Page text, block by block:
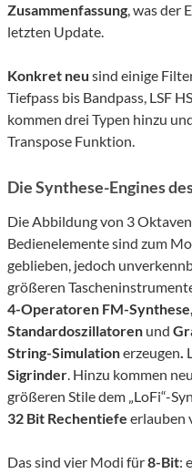
Zusammenfassung, was der
letzten Update.
Konkret neu sind einige
Tiefpass bis Bandpass, LSF
kommen drei Typen hinzu
Transpose Funktion.
Die Synthese-Engines
Die Abbildung von 3
Bedienelemente sind zum
geblieben, jedoch
größeren
4-Operatoren FM-
Standardoszillatoren und
String-Simulationerzeugen.
Sigrinder. Hinzu kommen
größeren Stile dem „LoFi“-
32 Bit Rechentiefe erlauben
Das sind vier Modi für8-Bit: